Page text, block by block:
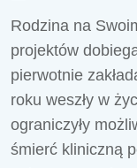
Rodzina na
projektów
pierwotnie
roku weszły w
ograniczyły
śmierć kliniczną